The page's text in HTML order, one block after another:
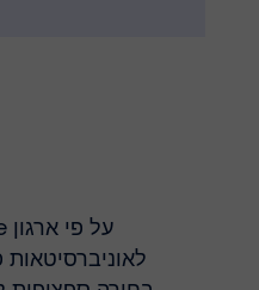
לאוניברסיטאות